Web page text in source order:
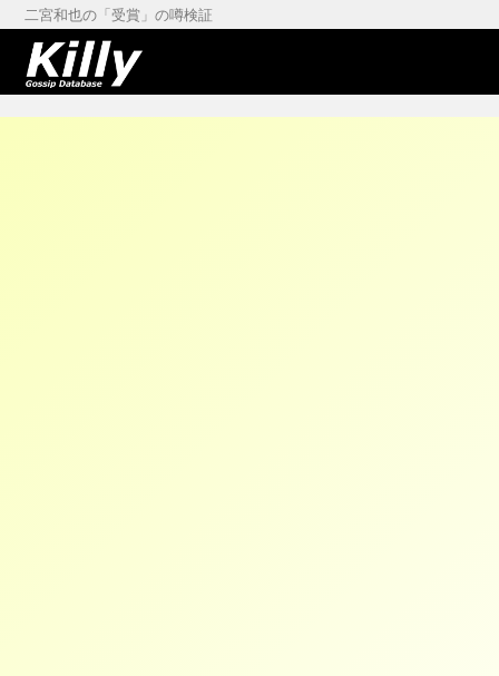
二宮和也の「受賞」の噂検証